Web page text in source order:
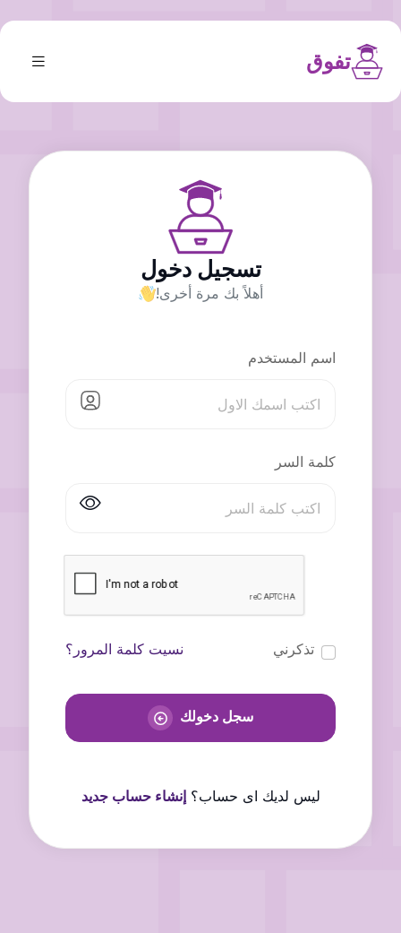
تفوق
تسجيل دخول
أهلاً بك مرة أخرى!
اسم المستخدم
كلمة السر
تذكرني نسيت كلمة المرور؟
سجل دخولك
ليس لديك اى حساب؟إنشاء حساب جديد